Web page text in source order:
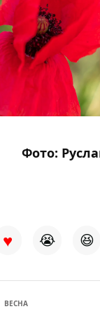
Фото:
♥ 😭 😆
ВЕСНА